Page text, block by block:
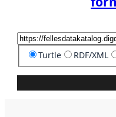
Turtle RDF/XML